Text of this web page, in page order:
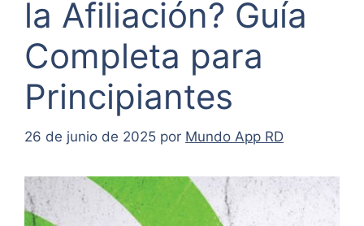
la Afiliación? Guía
Completa para
Principiantes
26 de junio de 2025 por Mundo App RD